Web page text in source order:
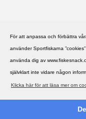
För att anpassa och förbättra
använder Sportfiskarna
använda dig av
självklart inte vidare någon
Klicka här för att läsa mer om
Copyright ©2002 -